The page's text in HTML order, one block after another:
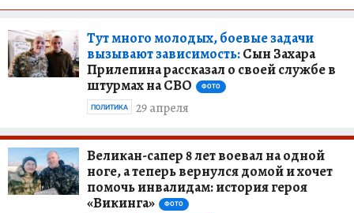
Тут много молодых, боевые задачи
вызывают зависимость:Сын Захара
Прилепина рассказал о своей службе в
штурмах на СВО
ФОТО
29 апреля
ПОЛИТИКА
Великан-сапер 8 лет воевал на одной
ноге, а теперь вернулся домой и хочет
помочь инвалидам: история героя
«Викинга»
ФОТО